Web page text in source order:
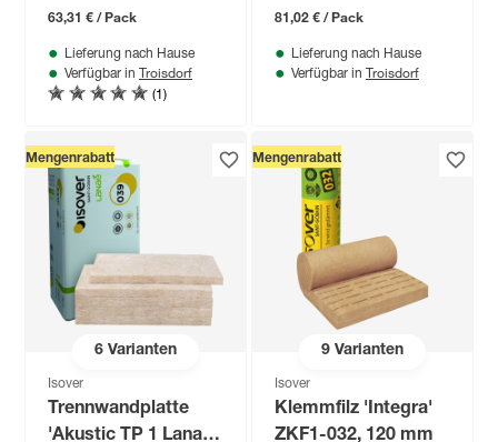
63,31 € / Pack
Lieferung nach Hause
Verfügbar in Troisdorf
(1)
das Steildach 100
81,02 € / Pack
Lieferung nach Hause
Verfügbar in Troisdorf
6Varianten
Mengenrabatt
Isover
Trennwandplatte
'Akustic TP 1 Lanaé'
9Varianten
Mengenrabatt
Isover
Klemmfilz 'Integra'
ZKF1-032, 120 mm